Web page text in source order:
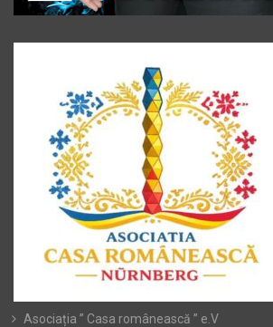
Asociația ” Casa românească ” e.V